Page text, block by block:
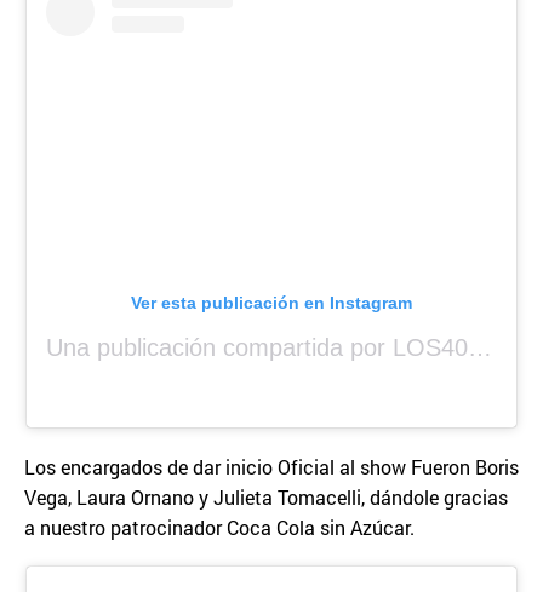
Ver esta publicación en Instagram
Una publicación compartida por LOS40 Panamá (@los40panama)
Los encargados de dar inicio Oficial al show Fueron Boris
Vega, Laura Ornano y Julieta Tomacelli, dándole gracias
a nuestro patrocinador Coca Cola sin Azúcar.